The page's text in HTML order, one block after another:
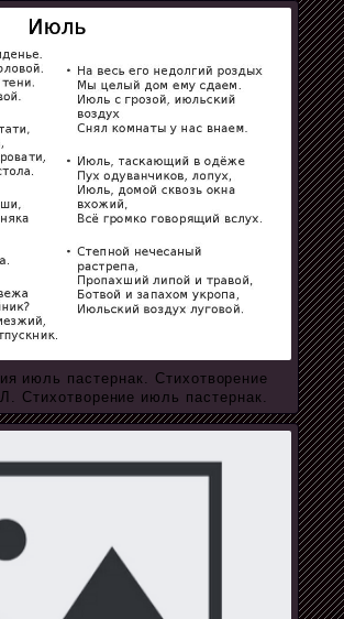
июль пастернак. Стихотворение
Стихотворение июль пастернак.